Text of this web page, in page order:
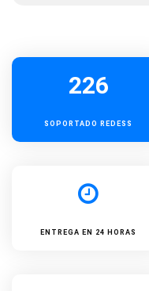
226
SOPORTADO REDESS
ENTREGA EN 24 HORAS